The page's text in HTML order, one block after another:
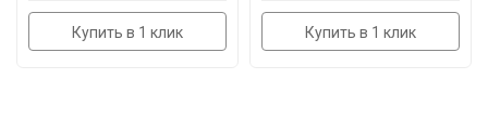
Купить в 1 клик Купить в 1 клик